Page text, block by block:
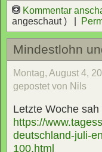
Kommentar
angeschaut ) |
Mindestlohn
Montag, August 4,
gepostet von Nils
Letzte Woche
https://
deutschland-juli-
100.html